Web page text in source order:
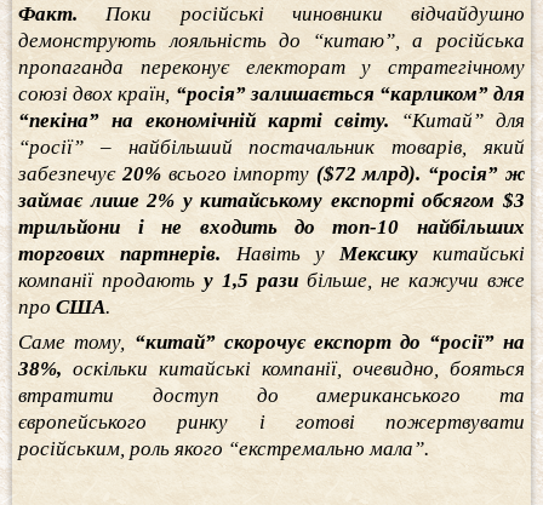
Факт.Поки російські чиновники відчайдушно
демонструють лояльність до “китаю”, а російська
пропаганда переконує електорат у стратегічному
союзі двох країн, “росія” залишається “карликом” для
“пекіна” на економічній карті світу.
“Китай” для
“росії” – найбільший постачальник товарів, який
забезпечує20% всього імпорту ($72 млрд). “росія” ж
займає лише 2% у китайському експорті обсягом $3
трильйони і не входить до топ-10 найбільших
торгових партнерів.Навіть уМексику китайські
компанії продаютьу 1,5 рази більше, не кажучи вже
проСША.
Саме тому, “китай” скорочує експорт до “росії” на
38%,оскільки китайські компанії, очевидно, бояться
втратити доступ до американського та
європейського ринку і готові пожертвувати
російським, роль якого “екстремально мала”.